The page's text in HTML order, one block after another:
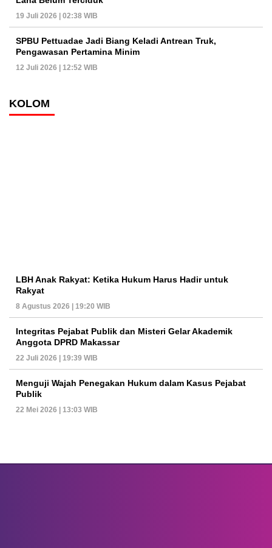
19 Juli 2026 | 02:38 WIB
SPBU Pettuadae Jadi Biang Keladi Antrean Truk,
Pengawasan Pertamina Minim
12 Juli 2026 | 12:52 WIB
KOLOM
LBH Anak Rakyat: Ketika Hukum Harus Hadir untuk
Rakyat
8 Agustus 2026 | 19:20 WIB
Integritas Pejabat Publik dan Misteri Gelar Akademik
Anggota DPRD Makassar
22 Juli 2026 | 19:39 WIB
Menguji Wajah Penegakan Hukum dalam Kasus Pejabat
Publik
22 Mei 2026 | 13:03 WIB